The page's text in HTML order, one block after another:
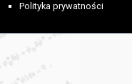
Polityka prywatności